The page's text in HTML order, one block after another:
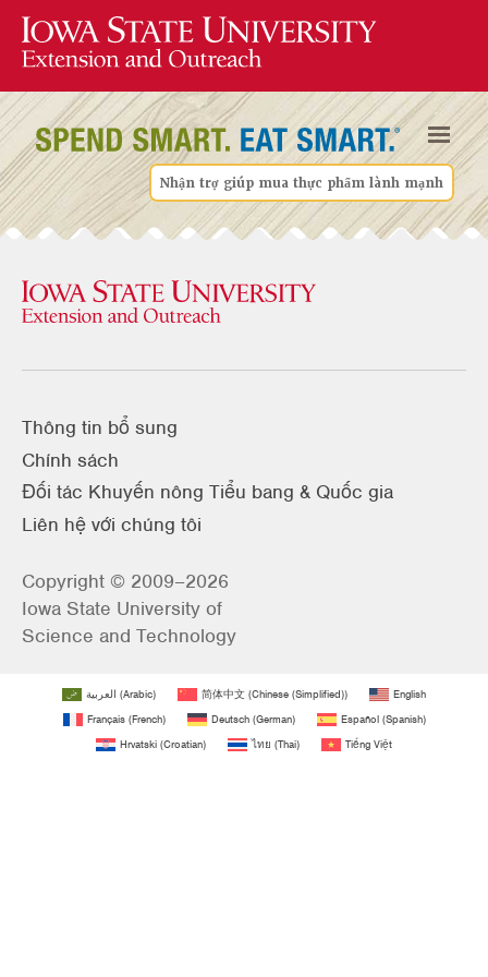
Nhận trợ giúp mua thực phẩm lành mạnh
Thông tin bổ sung
Chính sách
Đối tác Khuyến nông Tiểu bang & Quốc gia
Liên hệ với chúng tôi
Copyright © 2009–2026
Iowa State University of
Science and Technology
العربية (Arabic) 简体中文 (Chinese (Simplified))
English
Français(French) Deutsch(German) Español(Spanish)
Hrvatski (Croatian) ไทย (Thai) Tiếng Việt